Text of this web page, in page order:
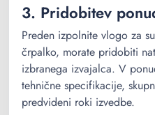
3. Pridobitev
Preden izpolnite vlogo za
črpalko, morate pridobiti
izbranega izvajalca. V
tehnične specifikacije,
predvideni roki izvedbe.